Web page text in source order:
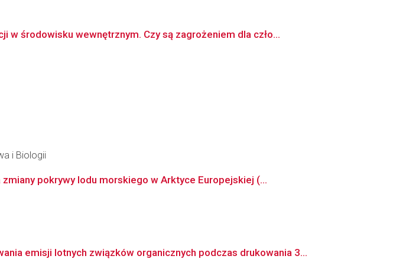
w środowisku wewnętrznym. Czy są zagrożeniem dla czło...
i Biologii
pokrywy lodu morskiego w Arktyce Europejskiej (...
emisji lotnych związków organicznych podczas drukowania 3...